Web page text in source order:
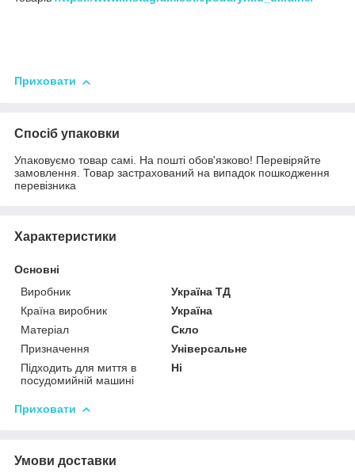
Приховати
Спосіб упаковки
Упаковуємо товар самі. На пошті обов'язково! Перевіряйте
замовлення. Товар застрахований на випадок пошкодження
перевізника
Характеристики
Основні
Виробник
Україна ТД
Країна виробник
Україна
Матеріал
Скло
Призначення
Універсальне
Підходить для миття в
посудомийній машині
Ні
Приховати
Умови доставки